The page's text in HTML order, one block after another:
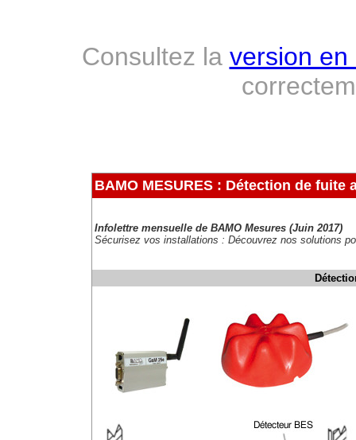
Consultez la version en
BAMO MESURES : Détection de fuite
Infolettre mensuelle de BAMO Mesures (Juin 2017)
Sécurisez vos installations : Découvrez nos solutions